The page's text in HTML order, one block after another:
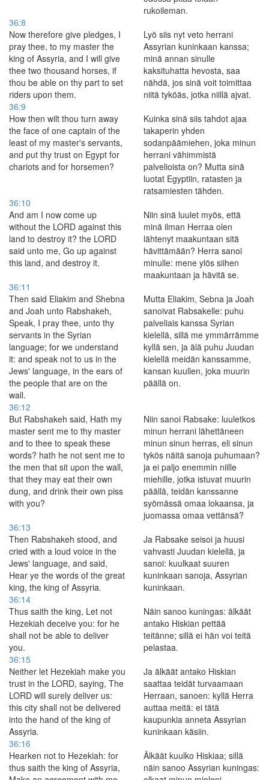
rukoileman.
36:8
Now therefore give pledges, I
pray thee, to my master the
king of Assyria, and I will give
thee two thousand horses, if
thou be able on thy part to set
riders upon them.
Lyö siis nyt veto herrani
Assyrian kuninkaan kanssa;
minä annan sinulle
kaksituhatta hevosta, saa
nähdä, jos sinä voit toimittaa
niitä tyköäs, jotka niillä ajvat.
36:9
How then wilt thou turn away
the face of one captain of the
least of my master's servants,
and put thy trust on Egypt for
chariots and for horsemen?
Kuinka sinä siis tahdot ajaa
takaperin yhden
sodanpäämiehen, joka minun
herrani vähimmistä
palvelioista on? Mutta sinä
luotat Egyptiin, ratasten ja
ratsamiesten tähden.
36:10
And am I now come up
without the LORD against this
land to destroy it? the LORD
said unto me, Go up against
this land, and destroy it.
Niin sinä luulet myös, että
minä ilman Herraa olen
lähtenyt maakuntaan sitä
hävittämään? Herra sanoi
minulle: mene ylös siihen
maakuntaan ja hävitä se.
36:11
Then said Eliakim and Shebna
and Joah unto Rabshakeh,
Speak, I pray thee, unto thy
servants in the Syrian
language; for we understand
it: and speak not to us in the
Jews' language, in the ears of
the people that are on the
wall.
Mutta Eliakim, Sebna ja Joah
sanoivat Rabsakelle: puhu
palveliais kanssa Syrian
kielellä, sillä me ymmärrämme
kyllä sen, ja älä puhu Juudan
kielellä meidän kanssamme,
kansan kuullen, joka muurin
päällä on.
36:12
But Rabshakeh said, Hath my
master sent me to thy master
and to thee to speak these
words? hath he not sent me to
the men that sit upon the wall,
that they may eat their own
dung, and drink their own piss
with you?
Niin sanoi Rabsake: luuletkos
minun herrani lähettäneen
minun sinun herras, eli sinun
tykös näitä sanoja puhumaan?
ja ei paljo enemmin niille
miehille, jotka istuvat muurin
päällä, teidän kanssanne
syömässä omaa lokaansa, ja
juomassa omaa vettänsä?
36:13
Then Rabshakeh stood, and
cried with a loud voice in the
Jews' language, and said,
Hear ye the words of the great
king, the king of Assyria.
Ja Rabsake seisoi ja huusi
vahvasti Juudan kielellä, ja
sanoi: kuulkaat suuren
kuninkaan sanoja, Assyrian
kuninkaan.
36:14
Thus saith the king, Let not
Hezekiah deceive you: for he
shall not be able to deliver
you.
Näin sanoo kuningas: älkäät
antako Hiskian pettää
teitänne; sillä ei hän voi teitä
pelastaa.
36:15
Neither let Hezekiah make you
trust in the LORD, saying, The
LORD will surely deliver us:
this city shall not be delivered
into the hand of the king of
Assyria.
Ja älkäät antako Hiskian
saattaa teidät turvaamaan
Herraan, sanoen: kyllä Herra
auttaa meitä: ei tätä
kaupunkia anneta Assyrian
kuninkaan käsiin.
36:16
Hearken not to Hezekiah: for
thus saith the king of Assyria,
Älkäät kuulko Hiskiaa; sillä
näin sanoo Assyrian kuningas: